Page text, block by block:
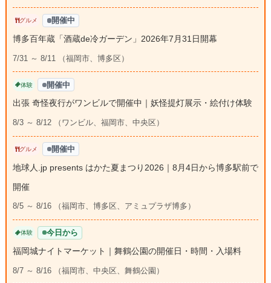
グルメ 開催中
博多百年蔵「酒蔵de冷ガーデン」2026年7月31日開幕
7/31 ～ 8/11 （福岡市、博多区）
体験 開催中
出張 奇怪夜行がワンビルで開催中｜妖怪提灯展示・絵付け体験
8/3 ～ 8/12 （ワンビル、福岡市、中央区）
グルメ 開催中
地球人.jp presents はかた夏まつり2026｜8月4日から博多駅前で
開催
8/5 ～ 8/16 （福岡市、博多区、アミュプラザ博多）
体験 今日から
福岡城ナイトマーケット｜舞鶴公園の開催日・時間・入場料
8/7 ～ 8/16 （福岡市、中央区、舞鶴公園）